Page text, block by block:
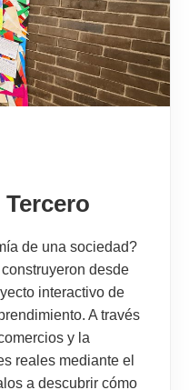
de una sociedad?
desde
interactivo de
A través
y la
reales mediante el
a descubrir cómo